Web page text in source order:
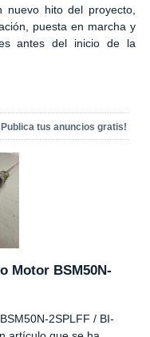
hito del proyecto,
puesta en marcha y
antes del inicio de la
Publica tus anuncios gratis!
Motor BSM50N-
2SPLFF / BI-